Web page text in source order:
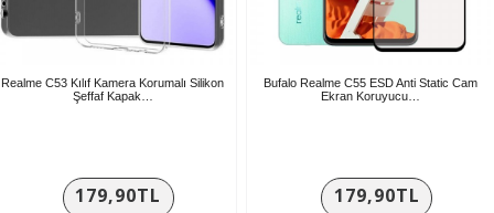
Realme C53 Kılıf Kamera Korumalı Silikon
Şeffaf Kapak…
179,90TL
Bufalo Realme C55 ESD Anti Static Cam
Ekran Koruyucu…
179,90TL